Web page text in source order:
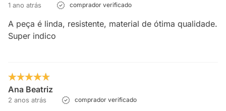
1 ano atrás comprador verificado
A peça é linda, resistente, material de ótima qualidade.
Super indico
Ana Beatriz
2 anos atrás comprador verificado